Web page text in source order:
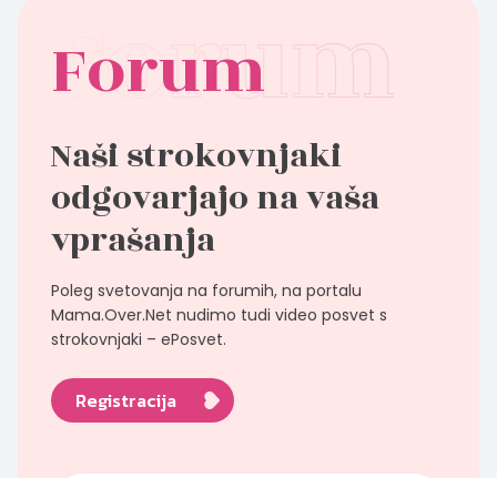
Forum
Naši strokovnjaki
odgovarjajo na vaša
vprašanja
Poleg svetovanja na forumih, na portalu
Mama.Over.Net nudimo tudi video posvet s
strokovnjaki – ePosvet.
Registracija